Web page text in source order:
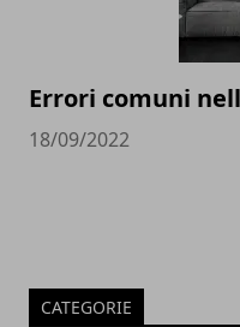
Errori comuni
18/09/2022
CATEGORIE